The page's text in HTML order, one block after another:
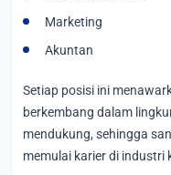
Marketing
Akuntan
Setiap posisi ini
berkembang dalam
mendukung, sehingga
memulai karier di industri